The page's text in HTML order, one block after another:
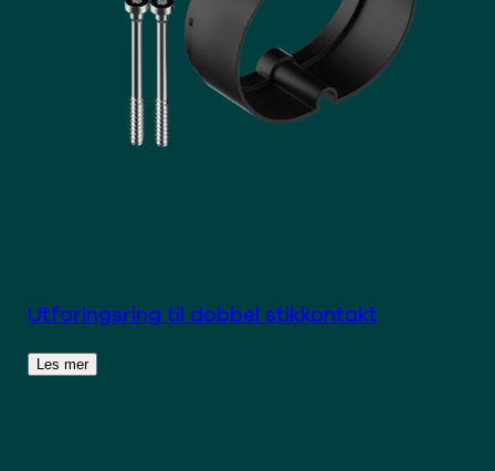
Utforingsring til dobbel stikkontakt
Les mer